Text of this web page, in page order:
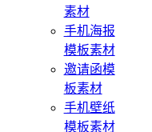
素材
手机海报
模板素材
邀请函模
板素材
手机壁纸
模板素材